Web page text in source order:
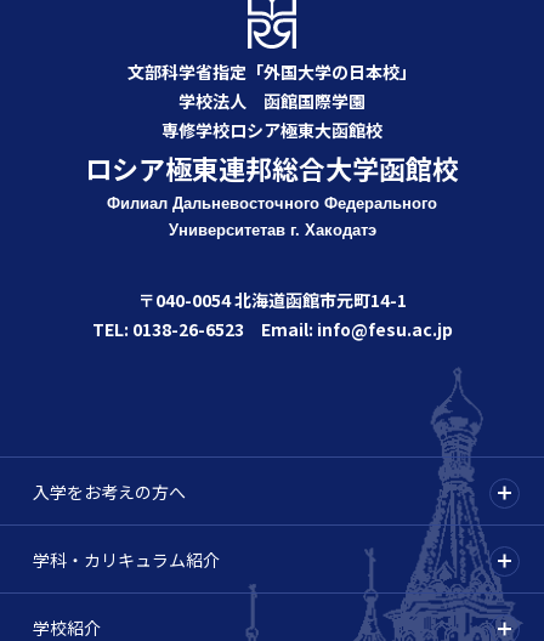
文部科学省指定「外国大学の日本校」
学校法人 函館国際学園
専修学校ロシア極東大函館校
ロシア極東連邦総合大学函館校
Филиал Дальневосточного Федерального
Университетав г. Хакодатэ
〒040-0054 北海道函館市元町14-1
TEL: 0138-26-6523 Email: info@fesu.ac.jp
入学をお考えの方へ
学科・カリキュラム紹介
学校紹介